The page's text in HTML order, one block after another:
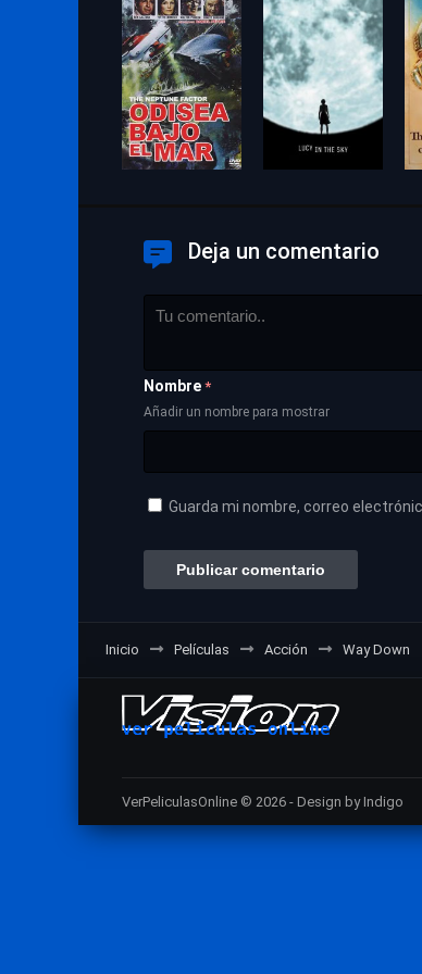
Deja un comentario
Nombre *
Añadir un nombre para mostrar
Guarda mi nombre, correo
Inicio Películas Acción Way Down
VerPeliculasOnline © 2026 - Design by Indigo